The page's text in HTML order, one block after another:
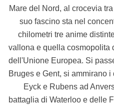
Mare del Nord, al crocevia
suo fascino sta nel
chilometri tre anime
vallona e quella cosmopolita
dell'Unione Europea. Si
Bruges e Gent, si ammirano
Eyck e Rubens ad
battaglia di Waterloo e delle